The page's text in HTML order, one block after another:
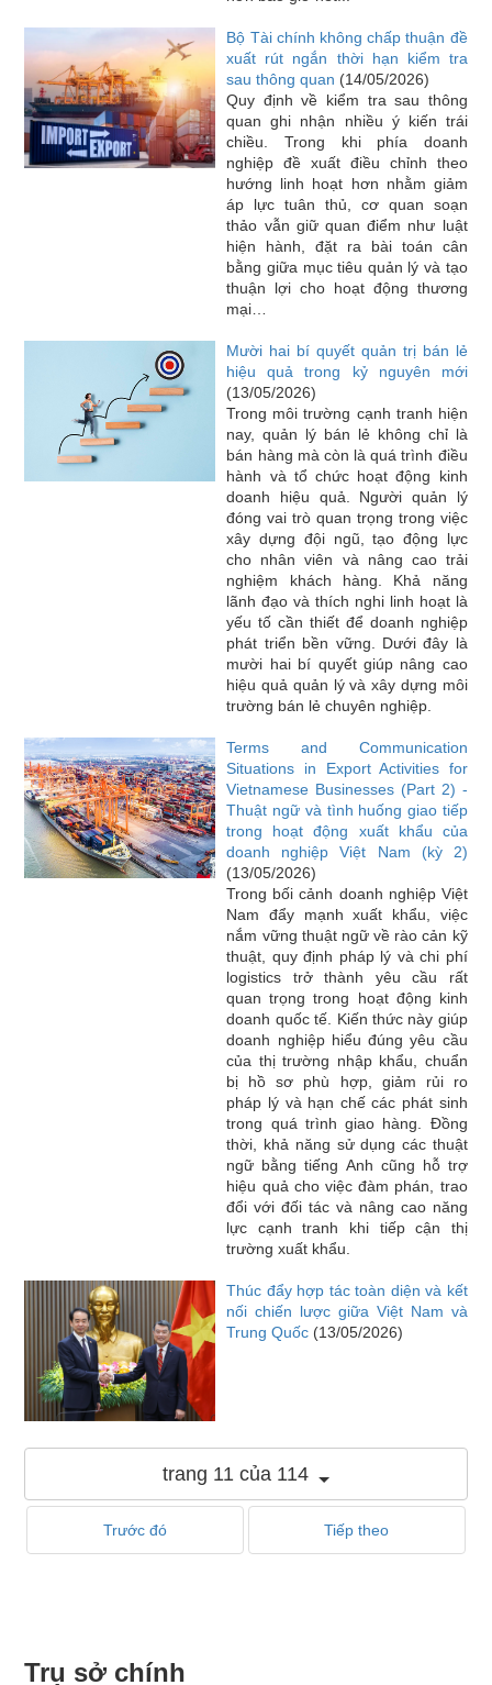
Bộ Tài chính không chấp thuận đề
xuất rút ngắn thời hạn kiểm tra
sau thông quan (14/05/2026)
Quy định về kiểm tra sau thông
quan ghi nhận nhiều ý kiến trái
chiều. Trong khi phía doanh
nghiệp đề xuất điều chỉnh theo
hướng linh hoạt hơn nhằm giảm
áp lực tuân thủ, cơ quan soạn
thảo vẫn giữ quan điểm như luật
hiện hành, đặt ra bài toán cân
bằng giữa mục tiêu quản lý và tạo
thuận lợi cho hoạt động thương
mại…
Mười hai bí quyết quản trị bán lẻ
hiệu quả trong kỷ nguyên mới
(13/05/2026)
Trong môi trường cạnh tranh hiện
nay, quản lý bán lẻ không chỉ là
bán hàng mà còn là quá trình điều
hành và tổ chức hoạt động kinh
doanh hiệu quả. Người quản lý
đóng vai trò quan trọng trong việc
xây dựng đội ngũ, tạo động lực
cho nhân viên và nâng cao trải
nghiệm khách hàng. Khả năng
lãnh đạo và thích nghi linh hoạt là
yếu tố cần thiết để doanh nghiệp
phát triển bền vững. Dưới đây là
mười hai bí quyết giúp nâng cao
hiệu quả quản lý và xây dựng môi
trường bán lẻ chuyên nghiệp.
Terms and Communication
Situations in Export Activities for
Vietnamese Businesses (Part 2) -
Thuật ngữ và tình huống giao tiếp
trong hoạt động xuất khẩu của
doanh nghiệp Việt Nam (kỳ 2)
(13/05/2026)
Trong bối cảnh doanh nghiệp Việt
Nam đẩy mạnh xuất khẩu, việc
nắm vững thuật ngữ về rào cản kỹ
thuật, quy định pháp lý và chi phí
logistics trở thành yêu cầu rất
quan trọng trong hoạt động kinh
doanh quốc tế. Kiến thức này giúp
doanh nghiệp hiểu đúng yêu cầu
của thị trường nhập khẩu, chuẩn
bị hồ sơ phù hợp, giảm rủi ro
pháp lý và hạn chế các phát sinh
trong quá trình giao hàng. Đồng
thời, khả năng sử dụng các thuật
ngữ bằng tiếng Anh cũng hỗ trợ
hiệu quả cho việc đàm phán, trao
đổi với đối tác và nâng cao năng
lực cạnh tranh khi tiếp cận thị
trường xuất khẩu.
Thúc đẩy hợp tác toàn diện và kết
nối chiến lược giữa Việt Nam và
Trung Quốc (13/05/2026)
trang 11 của 114
Trước đó Tiếp theo
Trụ sở chính